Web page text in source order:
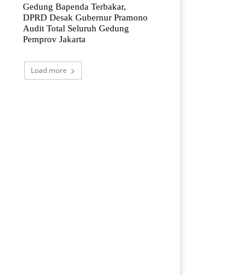
Gedung Bapenda Terbakar,
DPRD Desak Gubernur Pramono
Audit Total Seluruh Gedung
Pemprov Jakarta
Load more